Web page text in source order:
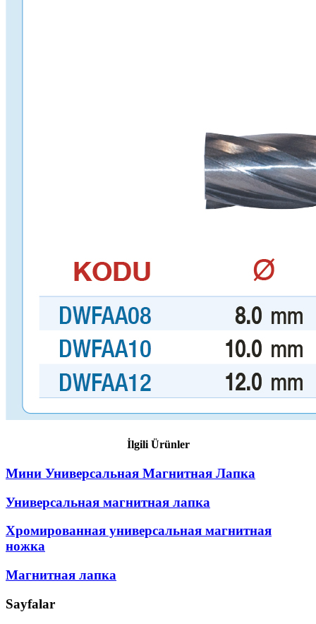
İlgili Ürünler
Мини Универсальная Магнитная Лапка
Универсальная магнитная лапка
Хромированная универсальная магнитная
ножка
Магнитная лапка
Sayfalar